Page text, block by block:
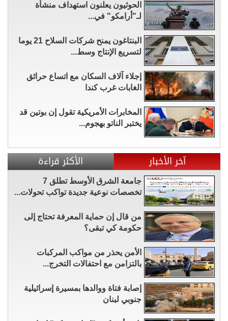
الحوثيون يعلنون استهداف منشأة
لـ"أرامكو" في...
البنتاغون يمنح شركات السلاح 21 يوما
لتسريع الإنتاج وسط...
إجلاء آلاف السكان مع اتساع حرائق
الغابات غرب كندا
المخابرات الأمريكية تقول إن بوتين قد
يختبر الناتو بهجوم...
آخر الأخبار الأكثر قراءة
جامعة الشرق الأوسط تطلق 7
تخصصات نوعية جديدة تواكب تحولات...
من قال إن حماية المعرفة تحتاج إلى
حكومة كي تبقى؟
الأمن يحذر من مواكب المركبات
بالتزامن مع احتفالات التخرج...
إصابة فتاة ووالدها بمسيرة إسرائيلية
جنوبي لبنان